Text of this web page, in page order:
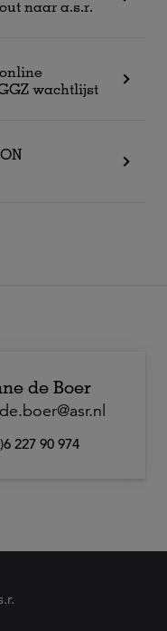
naar a.s.r.
wachtlijst
de Boer
227 90 974